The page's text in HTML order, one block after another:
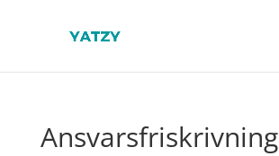
Ansvarsfriskrivning